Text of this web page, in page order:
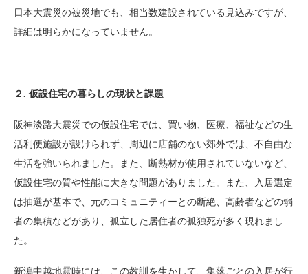
日本大震災の被災地でも、相当数建設されている見込みですが、
詳細は明らかになっていません。
２. 仮設住宅の暮らしの現状と課題
阪神淡路大震災での仮設住宅では、買い物、医療、福祉などの生
活利便施設が設けられず、周辺に店舗のない郊外では、不自由な
生活を強いられました。また、断熱材が使用されていないなど、
仮設住宅の質や性能に大きな問題がありました。また、入居選定
は抽選が基本で、元のコミュニティーとの断絶、高齢者などの弱
者の集積などがあり、孤立した居住者の孤独死が多く現れまし
た。
新潟中越地震時には、この教訓を生かして、集落ごとの入居が行